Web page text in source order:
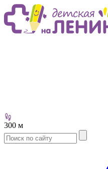
300 м